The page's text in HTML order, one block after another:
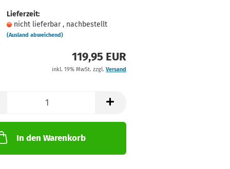
Lieferzeit:
nicht lieferbar , nachbestellt
(Ausland abweichend)
119,95 EUR
inkl. 19% MwSt. zzgl. Versand
In den Warenkorb